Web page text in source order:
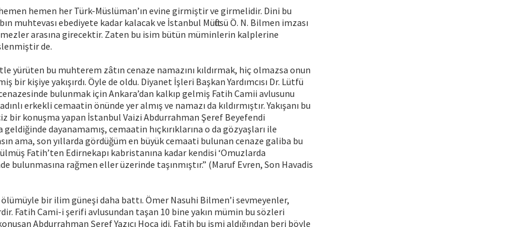
hemen her Türk-Müslüman’ın evine girmiştir ve girmelidir. Dini bu
muhtevası ebediyete kadar kalacak ve İstanbul Müftüsü Ö. N. Bilmen imzası
arasına girecektir. Zaten bu isim bütün müminlerin kalplerine
de.
yürüten bu muhterem zâtın cenaze namazını kıldırmak, hiç olmazsa onun
bir kişiye yakışırdı. Öyle de oldu. Diyanet İşleri Başkan Yardımcısı Dr. Lütfü
bulunmak için Ankara’dan kalkıp gelmiş Fatih Camii avlusunu
erkekli cemaatin önünde yer almış ve namazı da kıldırmıştır. Yakışanı bu
bir konuşma yapan İstanbul Vaizi Abdurrahman Şeref Beyefendi
geldiğinde dayanamamış, cemaatin hıçkırıklarına o da gözyaşları ile
ama, son yıllarda gördüğüm en büyük cemaati bulunan cenaze galiba bu
Fatih’ten Edirnekapı kabristanına kadar kendisi ‘Omuzlarda
bulunmasına rağmen eller üzerinde taşınmıştır.” (Maruf Evren, Son Havadis
bir ilim güneşi daha battı. Ömer Nasuhi Bilmen’i sevmeyenler,
Fatih Cami-i şerifi avlusundan taşan 10 bine yakın mümin bu sözleri
Abdurrahman Şeref Yazıcı Hoca idi. Fatih bu ismi aldığından beri böyle